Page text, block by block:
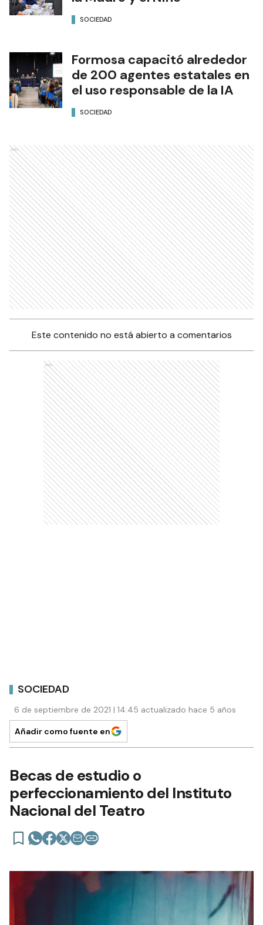
SOCIEDAD
Formosa capacitó alrededor
de 200 agentes estatales en
el uso responsable de la IA
SOCIEDAD
Ads
Este contenido no está abierto a comentarios
Ads
SOCIEDAD
6 de septiembre de 2021 | 14:45 actualizado hace 5 años
Añadir como fuente en
Becas de estudio o
perfeccionamiento del Instituto
Nacional del Teatro